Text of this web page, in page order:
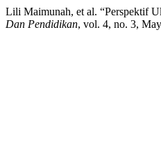
Lili Maimunah, et al. “Perspektif
Dan Pendidikan, vol. 4, no. 3,